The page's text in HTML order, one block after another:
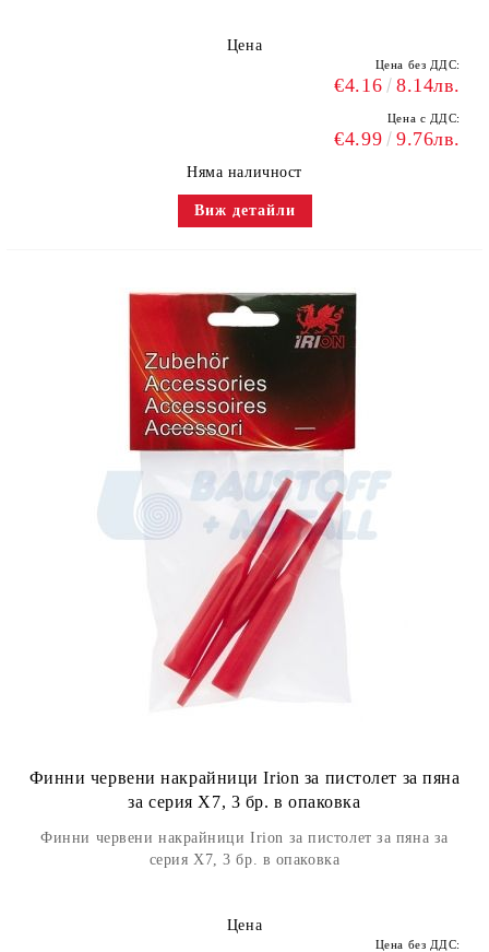
Цена
Цена без ДДС:
€4.16 8.14лв.
Цена с ДДС:
€4.99 9.76лв.
Няма наличност
Виж детайли
Финни червени накрайници Irion за пистолет за пяна
за серия X7, 3 бр. в опаковка
Финни червени накрайници Irion за пистолет за пяна за
серия X7, 3 бр. в опаковка
Цена
Цена без ДДС: